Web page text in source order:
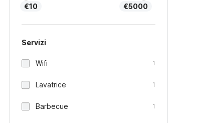
€10 €5000
Servizi
Wifi 1
Lavatrice 1
Barbecue 1